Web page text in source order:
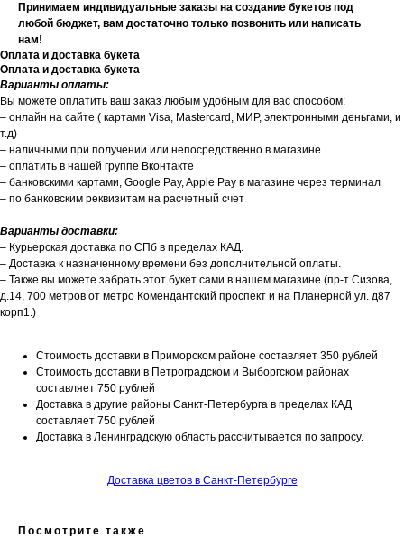
Принимаем индивидуальные заказы на создание букетов под
любой бюджет, вам достаточно только позвонить или написать
нам!
Оплата и доставка букета
Оплата и доставка букета
Варианты оплаты:
Вы можете оплатить ваш заказ любым удобным для вас способом:
– онлайн на сайте ( картами Visa, Mastercard, МИР, электронными деньгами, и
т.д)
– наличными при получении или непосредственно в магазине
– оплатить в нашей группе Вконтакте
– банковскими картами, Google Pay, Apple Pay в магазине через терминал
– по банковским реквизитам на расчетный счет
Варианты доставки:
– Курьерская доставка по СПб в пределах КАД.
– Доставка к назначенному времени без дополнительной оплаты.
– Также вы можете забрать этот букет сами в нашем магазине (пр-т Сизова,
д.14, 700 метров от метро Комендантский проспект и на Планерной ул. д87
корп1.)
Стоимость доставки в Приморском районе составляет 350 рублей
Стоимость доставки в Петроградском и Выборгском районах
составляет 750 рублей
Доставка в другие районы Санкт-Петербурга в пределах КАД
составляет 750 рублей
Доставка в Ленинградскую область рассчитывается по запросу.
Доставка цветов в Санкт-Петербурге
Посмотрите также